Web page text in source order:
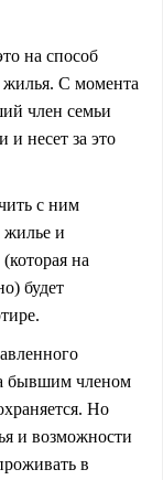
на способ
жилья. С момента
член семьи
и несет за это
с ним
жилье и
на
будет
бывшим членом
Но
и возможности
в